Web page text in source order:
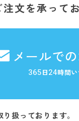
文を承ってお
メールで
365日24時間
扱っております。